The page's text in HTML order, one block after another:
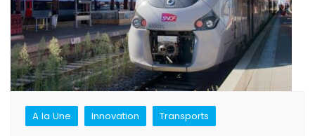
A la Une Innovation Transports